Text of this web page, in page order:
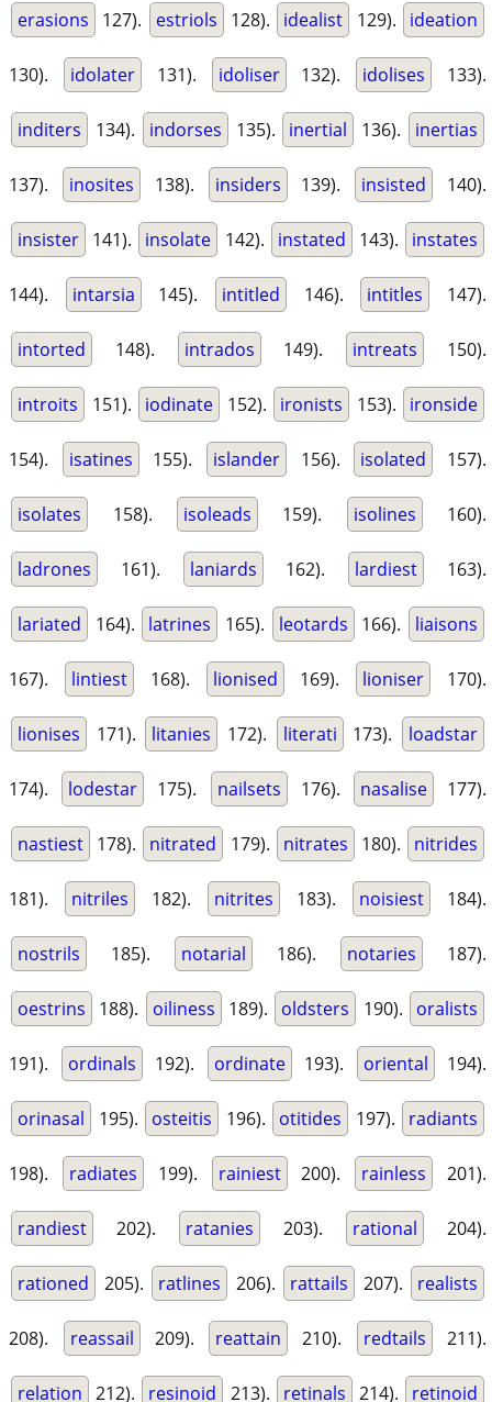
erasions 127). estriols 128). idealist 129). ideation
130). idolater 131). idoliser 132). idolises 133).
inditers 134). indorses 135). inertial 136). inertias
137). inosites 138). insiders 139). insisted 140).
insister 141). insolate 142). instated 143). instates
144). intarsia 145). intitled 146). intitles 147).
intorted 148). intrados 149). intreats 150).
introits 151). iodinate 152). ironists 153). ironside
154). isatines 155). islander 156). isolated 157).
isolates 158). isoleads 159). isolines 160).
ladrones 161). laniards 162). lardiest 163).
lariated 164). latrines 165). leotards 166). liaisons
167). lintiest 168). lionised 169). lioniser 170).
lionises 171). litanies 172). literati 173). loadstar
174). lodestar 175). nailsets 176). nasalise 177).
nastiest 178). nitrated 179). nitrates 180). nitrides
181). nitriles 182). nitrites 183). noisiest 184).
nostrils 185). notarial 186). notaries 187).
oestrins 188). oiliness 189). oldsters 190). oralists
191). ordinals 192). ordinate 193). oriental 194).
orinasal 195). osteitis 196). otitides 197). radiants
198). radiates 199). rainiest 200). rainless 201).
randiest 202). ratanies 203). rational 204).
rationed 205). ratlines 206). rattails 207). realists
208). reassail 209). reattain 210). redtails 211).
relation 212). resinoid 213). retinals 214). retinoid